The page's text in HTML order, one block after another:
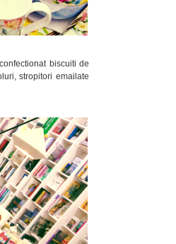
biscuiti de
stropitori emailate